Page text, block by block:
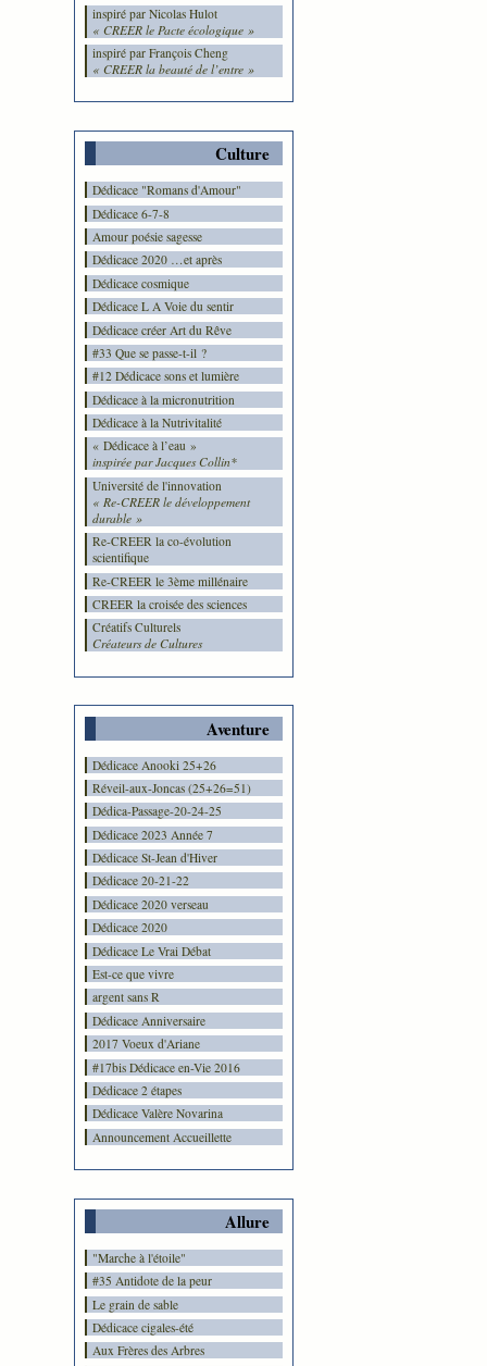
inspiré par Nicolas Hulot
« CREER le Pacte écologique »
inspiré par François Cheng
« CREER la beauté de l’entre »
Culture
Dédicace "Romans d'Amour"
Dédicace 6-7-8
Amour poésie sagesse
Dédicace 2020 …et après
Dédicace cosmique
Dédicace L A Voie du sentir
Dédicace créer Art du Rêve
#33 Que se passe-t-il ?
#12 Dédicace sons et lumière
Dédicace à la micronutrition
Dédicace à la Nutrivitalité
« Dédicace à l’eau »
inspirée par Jacques Collin*
Université de l'innovation
« Re-CREER le développement
durable »
Re-CREER la co-évolution
scientifique
Re-CREER le 3ème millénaire
CREER la croisée des sciences
Créatifs Culturels
Créateurs de Cultures
Aventure
Dédicace Anooki 25+26
Réveil-aux-Joncas (25+26=51)
Dédica-Passage-20-24-25
Dédicace 2023 Année 7
Dédicace St-Jean d'Hiver
Dédicace 20-21-22
Dédicace 2020 verseau
Dédicace 2020
Dédicace Le Vrai Débat
Est-ce que vivre
argent sans R
Dédicace Anniversaire
2017 Voeux d'Ariane
#17bis Dédicace en-Vie 2016
Dédicace 2 étapes
Dédicace Valère Novarina
Announcement Accueillette
Allure
"Marche à l'étoile"
#35 Antidote de la peur
Le grain de sable
Dédicace cigales-été
Aux Frères des Arbres